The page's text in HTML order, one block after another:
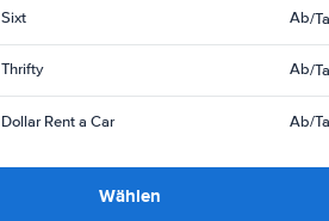
Sixt Ab/
Thrifty Ab/
Dollar Rent a Car Ab/
Wählen